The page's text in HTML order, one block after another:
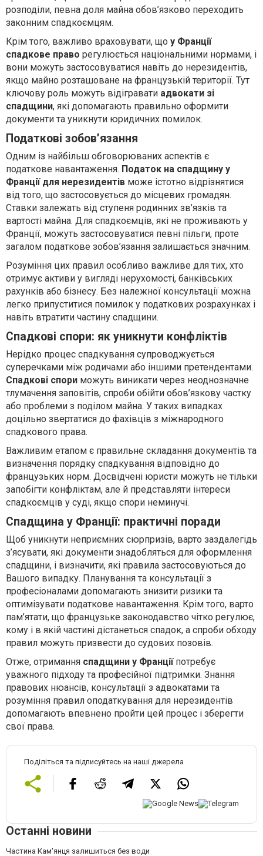
розподіли, певна доля майна обов’язково переходить
законним спадкоємцям.
Крім того, важливо враховувати, що у Франції
спадкове право регулюється національними нормами, і
вони можуть застосовуватися навіть до нерезидентів,
якщо майно розташоване на французькій території. Тут
ключову роль можуть відігравати адвокати зі
спадщини, які допомагають правильно оформити
документи та уникнути юридичних помилок.
Податкові зобов’язання
Одним із найбільш обговорюваних аспектів є
податкове навантаження. Податок на спадщину у
Франції для нерезидентів може істотно відрізнятися
від того, що застосовується до місцевих громадян.
Ставки залежать від ступеня родинних зв’язків та
вартості майна. Для спадкоємців, які не проживають у
Франції, можуть застосовуватися певні пільги, проте
загалом податкове зобов’язання залишається значним.
Розуміння цих правил особливо важливе для тих, хто
отримує активи у вигляді нерухомості, банківських
рахунків або бізнесу. Без належної консультації можна
легко припуститися помилок у податкових розрахунках і
навіть втратити частину спадщини.
Спадкові спори: як уникнути конфліктів
Нерідко процес спадкування супроводжується
суперечками між родичами або іншими претендентами.
Спадкові спори можуть виникати через неоднозначне
тлумачення заповітів, спроби обійти обов’язкову частку
або проблеми з поділом майна. У таких випадках
доцільно звертатися до фахівців з міжнародного
спадкового права.
Важливим етапом є правильне складання документів та
визначення порядку спадкування відповідно до
французьких норм. Досвідчені юристи можуть не тільки
запобігти конфліктам, але й представляти інтереси
спадкоємців у суді, якщо спори неминучі.
Спадщина у Франції: практичні поради
Щоб уникнути неприємних сюрпризів, варто заздалегідь
з’ясувати, які документи знадобляться для оформлення
спадщини, і визначити, які правила застосовуються до
Вашого випадку. Планування та консультації з
професіоналами допомагають знизити ризики та
оптимізувати податкове навантаження. Крім того, варто
пам’ятати, що французьке законодавство чітко регулює,
кому і в якій частині дістанеться спадок, а спроби обходу
правил можуть призвести до судових позовів.
Отже, отримання спадщини у Франціїпотребує
уважного підходу та професійної підтримки. Знання
правових нюансів, консультації з адвокатами та
розуміння правил оподаткування для нерезидентів
допомагають впевнено пройти цей процес і зберегти
свої права.
Поділіться та підписуйтесь на наші джерела
Останні новини
Частина Кам'янця залишиться без води